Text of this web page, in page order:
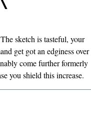
sketch is tasteful, your
get got an edginess over
come further formerly
you shield this increase.